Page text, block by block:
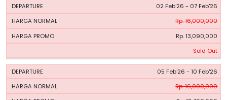
PERIODE
HARGA
02 Feb'26 - 07 Feb'26
Rp. 16,000,000
Rp. 13,090,000
Sold Out
05 Feb'26 - 10 Feb'26
Rp. 16,000,000